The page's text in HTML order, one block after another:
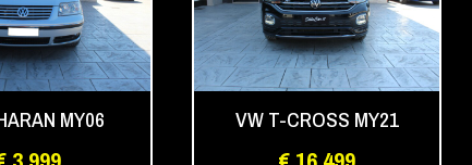
MY06 VW T-CROSS MY21